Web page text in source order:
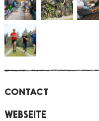
CONTACT
WEBSEITE